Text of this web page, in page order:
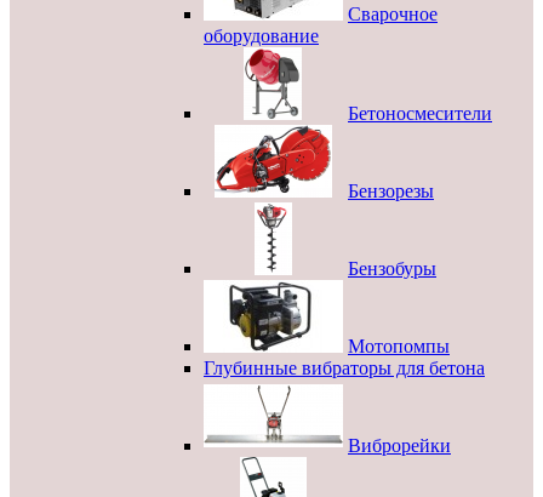
Сварочное
оборудование
Бетоносмесители
Бензорезы
Бензобуры
Мотопомпы
Глубинные вибраторы для бетона
Виброрейки